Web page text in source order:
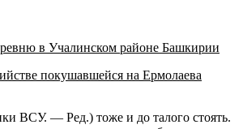
в Учалинском районе Башкирии
покушавшейся на Ермолаева
ВСУ. — Ред.) тоже и до талого стоять.